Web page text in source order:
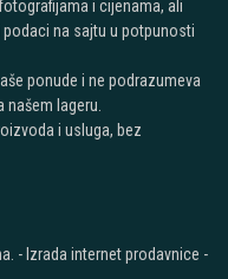
i cijenama, ali
na sajtu u potpunosti
ponude i ne podrazumeva
našem lageru.
i usluga, bez
- Izrada internet prodavnice -